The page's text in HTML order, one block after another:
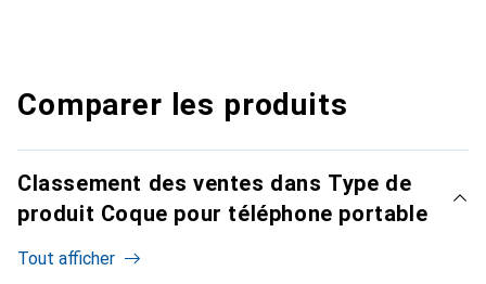
Comparer les produits
Classement des ventes dans Type de
produit Coque pour téléphone portable
Tout afficher